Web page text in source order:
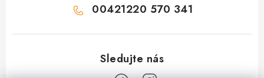
00421220 570 341